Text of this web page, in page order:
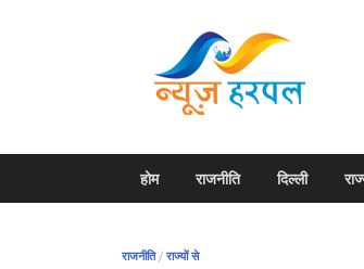
होम राजनीति दिल्ली
राजनीति/ राज्यों से